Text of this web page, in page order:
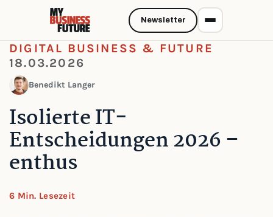
DIGITAL BUSINESS & FUTURE
18.03.2026
Benedikt Langer
Isolierte IT-
Entscheidungen 2026 –
enthus
6 Min. Lesezeit
Newsletter